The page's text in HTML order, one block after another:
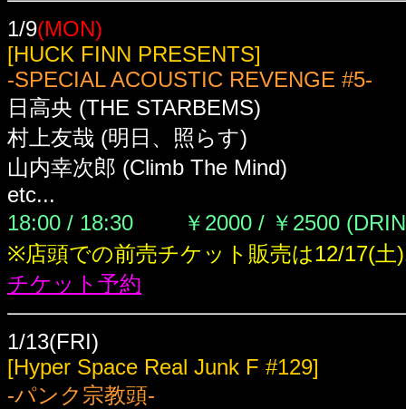
1/9(MON)
[HUCK FINN PRESENTS]
-SPECIAL ACOUSTIC REVENGE #5-
日高央 (THE STARBEMS)
村上友哉 (明日、照らす)
山内幸次郎 (Climb The Mind)
etc...
18:00 / 18:30 ￥2000 / ￥2500
※店頭での前売チケット販売は12/17(土
チケット予約
1/13(FRI)
[Hyper Space Real Junk F #129]
-パンク宗教頭-